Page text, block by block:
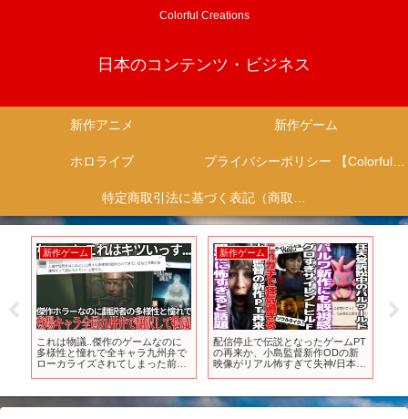
Colorful Creations
日本のコンテンツ・ビジネス
新作アニメ 新作ゲーム
ホロライブ プライバシーポリシー 【Colorful Creation】
特定商取引法に基づく表記（商取引に関する開示）
新作ゲーム
これは物議..傑作のゲームなのに
多様性と憧れで全キャラ九州弁で
ローカライズされてしまった前代
【Still Wakes the Deep】
新作ゲーム
配信停止で伝説となったゲームPT
の再来か、小島監督新作ODの新
映像がリアル怖すぎて失神/日本舞
爆発でもかなり良い/パルワールド
新作に既視感